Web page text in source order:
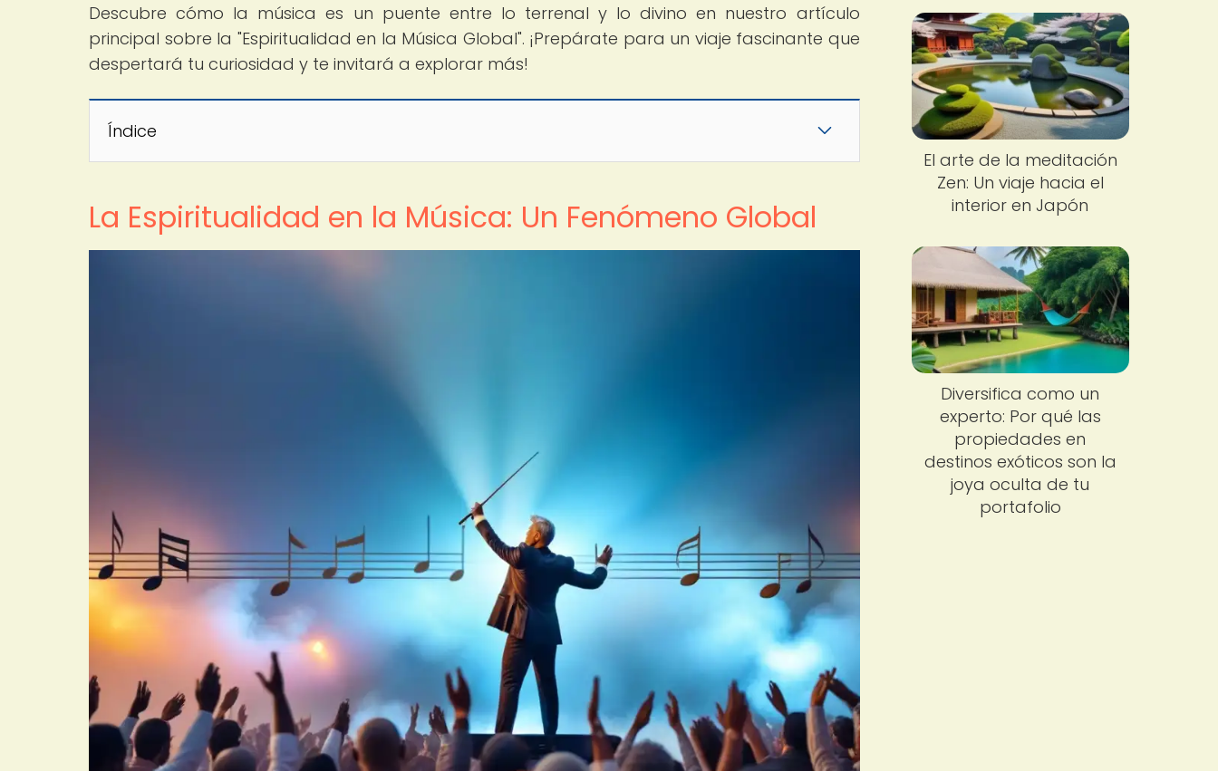
Descubre cómo la música es un puente entre lo terrenal y lo divino en nuestro artículo
principal sobre la "Espiritualidad en la Música Global". ¡Prepárate para un viaje fascinante que
despertará tu curiosidad y te invitará a explorar más!
Índice
La Espiritualidad en la Música: Un Fenómeno Global
El arte de la meditación
Zen: Un viaje hacia el
interior en Japón
Diversifica como un
experto: Por qué las
propiedades en
destinos exóticos son la
joya oculta de tu
portafolio